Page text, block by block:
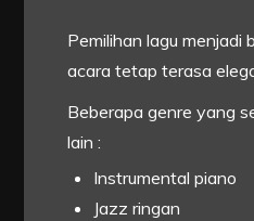
Pemilihan lagu menjadi
acara tetap terasa
Beberapa genre yang
lain :
Instrumental piano
Jazz ringan